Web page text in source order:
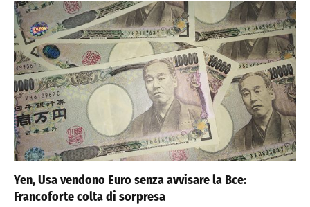
Yen, Usa vendono Euro senza avvisare la Bce:
Francoforte colta di sorpresa